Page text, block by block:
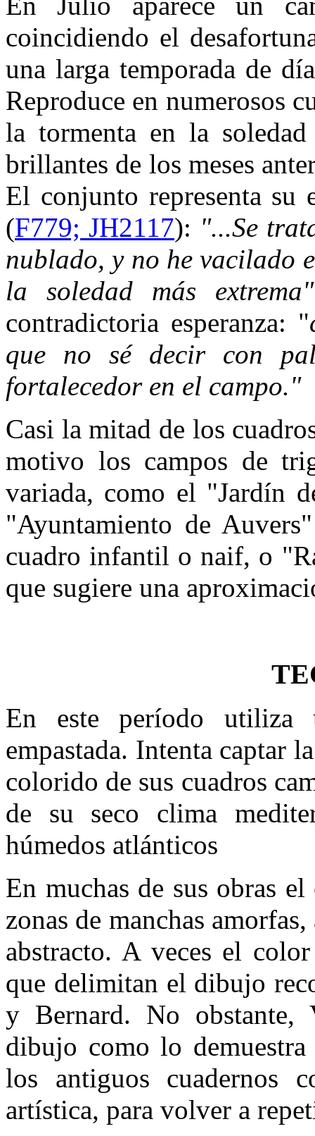
coincidiendo el
una larga temporada de
Reproduce en numerosos
la tormenta en la
brillantes de los meses
El conjunto representa su
(F779; JH2117): "...Se
nublado, y no he vacilado
la soledad más extrema"
contradictoria esperanza: "
que no sé decir con
fortalecedor en el campo."
Casi la mitad de los
motivo los campos de
variada, como el "Jardín
"Ayuntamiento de
cuadro infantil o naif, o
que sugiere una
En este período utiliza
empastada. Intenta captar
colorido de sus cuadros
de su seco clima
húmedos atlánticos
En muchas de sus obras
zonas de manchas
abstracto. A veces el
que delimitan el dibujo
y Bernard. No obstante,
dibujo como lo
los antiguos cuadernos
artística, para volver a